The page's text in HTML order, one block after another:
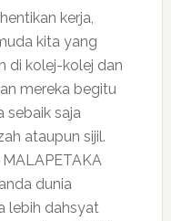
kerja,
kita yang
di kolej-kolej dan
mereka begitu
sebaik saja
ataupun sijil.
dunia
lebih dahsyat